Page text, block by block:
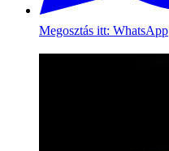
Megosztás itt: WhatsApp